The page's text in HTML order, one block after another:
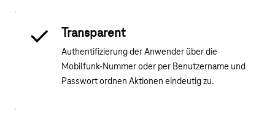
Transparent
Authentifizierung der Anwender über die
Mobilfunk-Nummer oder per Benutzername und
Passwort ordnen Aktionen eindeutig zu.